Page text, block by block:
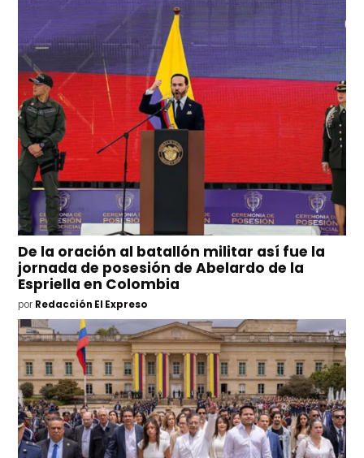
De la oración al batallón militar así fue la
jornada de posesión de Abelardo de la
Espriella en Colombia
por Redacción El Expreso